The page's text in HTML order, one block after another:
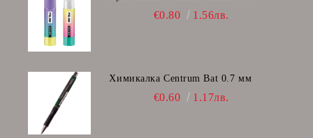
€0.80 1.56лв.
Химикалка Centrum Bat 0.7 мм
€0.60 1.17лв.